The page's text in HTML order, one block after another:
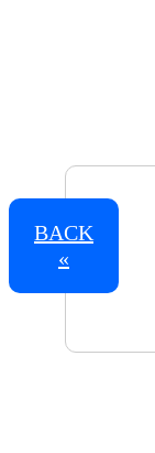
BACK
«